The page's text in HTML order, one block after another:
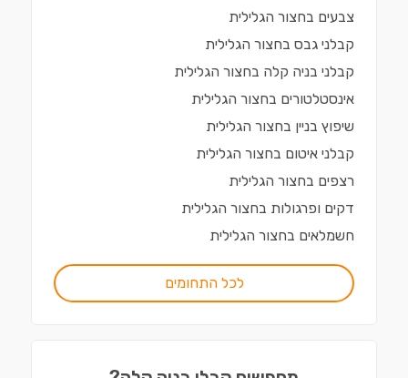
צבעים בחצור הגלילית
קבלני גבס בחצור הגלילית
קבלני בניה קלה בחצור הגלילית
אינסטלטורים בחצור הגלילית
שיפוץ בניין בחצור הגלילית
קבלני איטום בחצור הגלילית
רצפים בחצור הגלילית
דקים ופרגולות בחצור הגלילית
חשמלאים בחצור הגלילית
לכל התחומים